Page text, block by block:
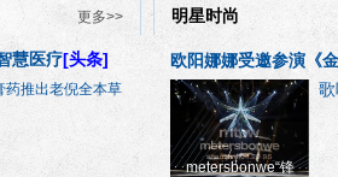
更多>>
慧医疗[头条]
药推出老倪全本草
明星时尚
欧阳娜娜受邀参演《
metersbonwe“锋